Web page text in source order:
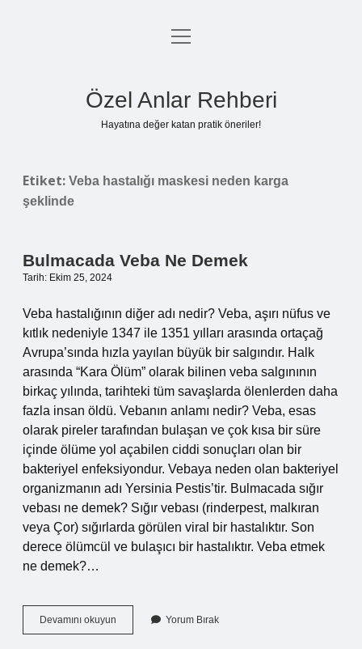
Anasayfa
menüyü
Özel Anlar Rehberi
Hayatına değer katan pratik öneriler!
Etiket: Veba hastalığı maskesi neden karga
şeklinde
Bulmacada Veba Ne Demek
Tarih: Ekim 25, 2024
Veba hastalığının diğer adı nedir? Veba, aşırı nüfus ve
kıtlık nedeniyle 1347 ile 1351 yılları arasında ortaçağ
Avrupa’sında hızla yayılan büyük bir salgındır. Halk
arasında “Kara Ölüm” olarak bilinen veba salgınının
birkaç yılında, tarihteki tüm savaşlarda ölenlerden daha
fazla insan öldü. Vebanın anlamı nedir? Veba, esas
olarak pireler tarafından bulaşan ve çok kısa bir süre
içinde ölüme yol açabilen ciddi sonuçları olan bir
bakteriyel enfeksiyondur. Vebaya neden olan bakteriyel
organizmanın adı Yersinia Pestis’tir. Bulmacada sığır
vebası ne demek? Sığır vebası (rinderpest, malkıran
veya Çor) sığırlarda görülen viral bir hastalıktır. Son
derece ölümcül ve bulaşıcı bir hastalıktır. Veba etmek
ne demek?…
Devamını okuyun Bulmacada
Veba
Yorum Bırak